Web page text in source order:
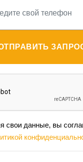
свои данные, вы